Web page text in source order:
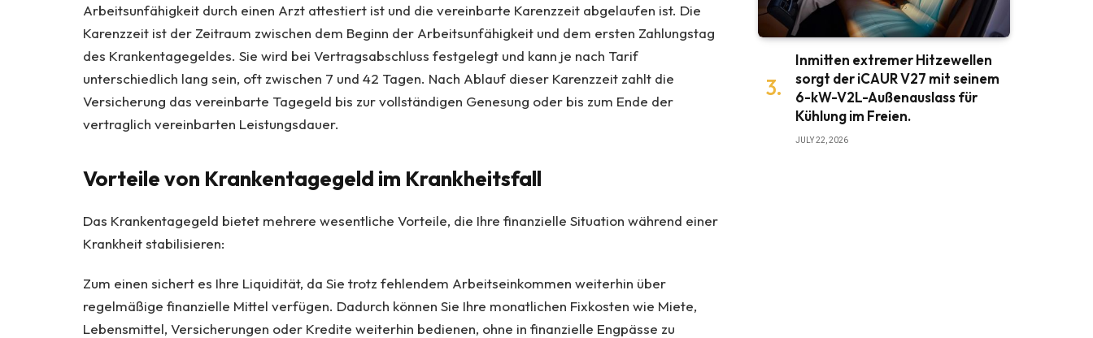
Arbeitsunfähigkeit durch einen Arzt attestiert ist und die vereinbarte Karenzzeit abgelaufen ist. Die
Karenzzeit ist der Zeitraum zwischen dem Beginn der Arbeitsunfähigkeit und dem ersten Zahlungstag
des Krankentagegeldes. Sie wird bei Vertragsabschluss festgelegt und kann je nach Tarif
unterschiedlich lang sein, oft zwischen 7 und 42 Tagen. Nach Ablauf dieser Karenzzeit zahlt die
Versicherung das vereinbarte Tagegeld bis zur vollständigen Genesung oder bis zum Ende der
vertraglich vereinbarten Leistungsdauer.
Vorteile von Krankentagegeld im Krankheitsfall
Das Krankentagegeld bietet mehrere wesentliche Vorteile, die Ihre finanzielle Situation während einer
Krankheit stabilisieren:
Zum einen sichert es Ihre Liquidität, da Sie trotz fehlendem Arbeitseinkommen weiterhin über
regelmäßige finanzielle Mittel verfügen. Dadurch können Sie Ihre monatlichen Fixkosten wie Miete,
Lebensmittel, Versicherungen oder Kredite weiterhin bedienen, ohne in finanzielle Engpässe zu
Inmitten extremer Hitzewellen
sorgt der iCAUR V27 mit seinem
6-kW-V2L-Außenauslass für
Kühlung im Freien.
JULY 22, 2026